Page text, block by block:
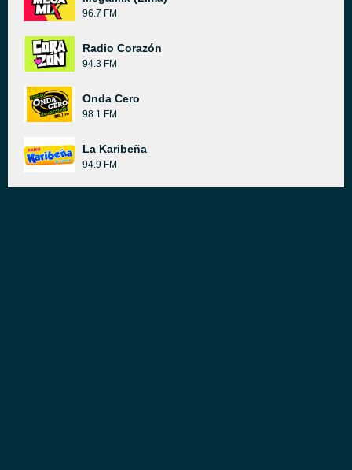
96.7 FM
Radio Corazón
94.3 FM
Onda Cero
98.1 FM
La Karibeña
94.9 FM